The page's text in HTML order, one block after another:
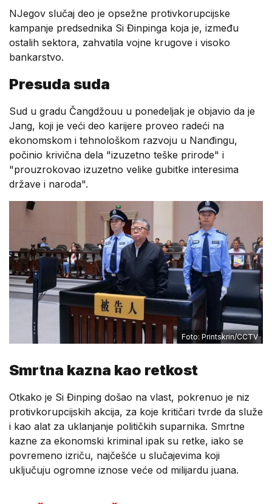
NJegov slučaj deo je opsežne protivkorupcijske
kampanje predsednika Si Đinpinga koja je, između
ostalih sektora, zahvatila vojne krugove i visoko
bankarstvo.
Presuda suda
Sud u gradu Čangdžouu u ponedeljak je objavio da je
Jang, koji je veći deo karijere proveo radeći na
ekonomskom i tehnološkom razvoju u Nanđingu,
počinio krivična dela "izuzetno teške prirode" i
"prouzrokovao izuzetno velike gubitke interesima
države i naroda".
Foto: Printskrin/CCTV
Smrtna kazna kao retkost
Otkako je Si Đinping došao na vlast, pokrenuo je niz
protivkorupcijskih akcija, za koje kritičari tvrde da služe
i kao alat za uklanjanje političkih suparnika. Smrtne
kazne za ekonomski kriminal ipak su retke, iako se
povremeno izriču, najčešće u slučajevima koji
uključuju ogromne iznose veće od milijardu juana.